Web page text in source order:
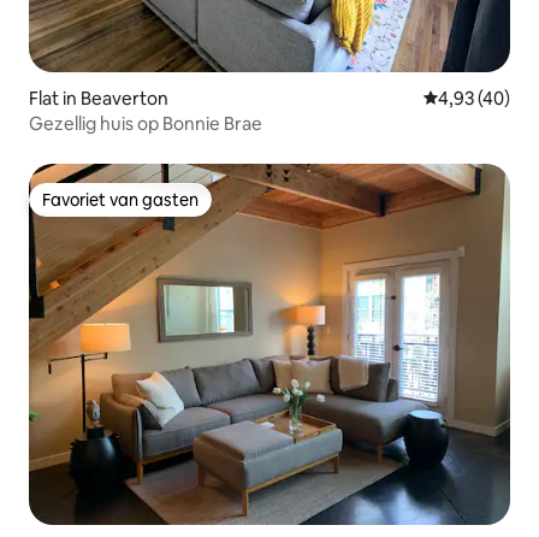
Flat in Beaverton Gemiddelde
4,93 (40)
Gezellig huis op Bonnie Brae
Favoriet van gasten
Favoriet van gasten